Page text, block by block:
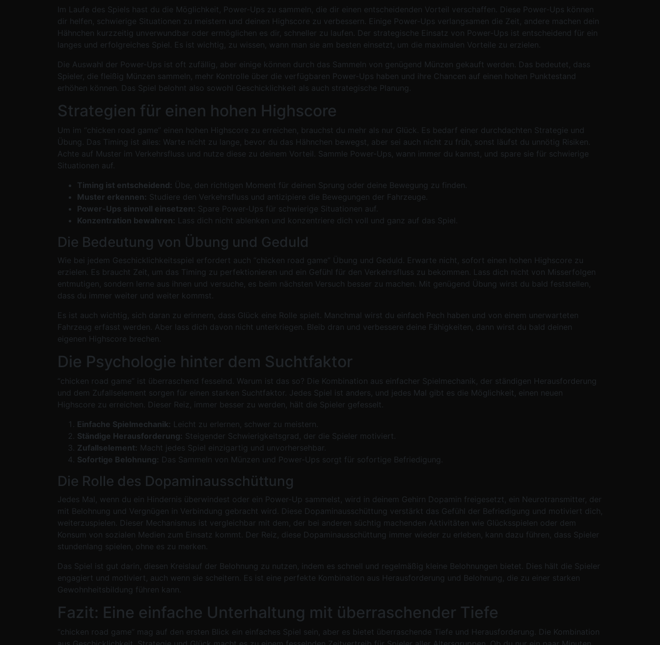
Im Laufe des Spiels hast du die Möglichkeit, Power-Ups zu sammeln, die dir einen entscheidenden Vorteil verschaffen. Diese Power-Ups können
dir helfen, schwierige Situationen zu meistern und deinen Highscore zu verbessern. Einige Power-Ups verlangsamen die Zeit, andere machen dein
Hähnchen kurzzeitig unverwundbar oder ermöglichen es dir, schneller zu laufen. Der strategische Einsatz von Power-Ups ist entscheidend für ein
langes und erfolgreiches Spiel. Es ist wichtig, zu wissen, wann man sie am besten einsetzt, um die maximalen Vorteile zu erzielen.
Die Auswahl der Power-Ups ist oft zufällig, aber einige können durch das Sammeln von genügend Münzen gekauft werden. Das bedeutet, dass
Spieler, die fleißig Münzen sammeln, mehr Kontrolle über die verfügbaren Power-Ups haben und ihre Chancen auf einen hohen Punktestand
erhöhen können. Das Spiel belohnt also sowohl Geschicklichkeit als auch strategische Planung.
Strategien für einen hohen Highscore
Um im “chicken road game” einen hohen Highscore zu erreichen, brauchst du mehr als nur Glück. Es bedarf einer durchdachten Strategie und
Übung. Das Timing ist alles: Warte nicht zu lange, bevor du das Hähnchen bewegst, aber sei auch nicht zu früh, sonst läufst du unnötig Risiken.
Achte auf Muster im Verkehrsfluss und nutze diese zu deinem Vorteil. Sammle Power-Ups, wann immer du kannst, und spare sie für schwierige
Situationen auf.
Timing ist entscheidend: Übe, den richtigen Moment für deinen Sprung oder deine Bewegung zu finden.
Muster erkennen: Studiere den Verkehrsfluss und antizipiere die Bewegungen der Fahrzeuge.
Power-Ups sinnvoll einsetzen: Spare Power-Ups für schwierige Situationen auf.
Konzentration bewahren: Lass dich nicht ablenken und konzentriere dich voll und ganz auf das Spiel.
Die Bedeutung von Übung und Geduld
Wie bei jedem Geschicklichkeitsspiel erfordert auch “chicken road game” Übung und Geduld. Erwarte nicht, sofort einen hohen Highscore zu
erzielen. Es braucht Zeit, um das Timing zu perfektionieren und ein Gefühl für den Verkehrsfluss zu bekommen. Lass dich nicht von Misserfolgen
entmutigen, sondern lerne aus ihnen und versuche, es beim nächsten Versuch besser zu machen. Mit genügend Übung wirst du bald feststellen,
dass du immer weiter und weiter kommst.
Es ist auch wichtig, sich daran zu erinnern, dass Glück eine Rolle spielt. Manchmal wirst du einfach Pech haben und von einem unerwarteten
Fahrzeug erfasst werden. Aber lass dich davon nicht unterkriegen. Bleib dran und verbessere deine Fähigkeiten, dann wirst du bald deinen
eigenen Highscore brechen.
Die Psychologie hinter dem Suchtfaktor
“chicken road game” ist überraschend fesselnd. Warum ist das so? Die Kombination aus einfacher Spielmechanik, der ständigen Herausforderung
und dem Zufallselement sorgen für einen starken Suchtfaktor. Jedes Spiel ist anders, und jedes Mal gibt es die Möglichkeit, einen neuen
Highscore zu erreichen. Dieser Reiz, immer besser zu werden, hält die Spieler gefesselt.
Einfache Spielmechanik: Leicht zu erlernen, schwer zu meistern.
Ständige Herausforderung: Steigender Schwierigkeitsgrad, der die Spieler motiviert.
Zufallselement: Macht jedes Spiel einzigartig und unvorhersehbar.
Sofortige Belohnung: Das Sammeln von Münzen und Power-Ups sorgt für sofortige Befriedigung.
Die Rolle des Dopaminausschüttung
Jedes Mal, wenn du ein Hindernis überwindest oder ein Power-Up sammelst, wird in deinem Gehirn Dopamin freigesetzt, ein Neurotransmitter, der
mit Belohnung und Vergnügen in Verbindung gebracht wird. Diese Dopaminausschüttung verstärkt das Gefühl der Befriedigung und motiviert dich,
weiterzuspielen. Dieser Mechanismus ist vergleichbar mit dem, der bei anderen süchtig machenden Aktivitäten wie Glücksspielen oder dem
Konsum von sozialen Medien zum Einsatz kommt. Der Reiz, diese Dopaminausschüttung immer wieder zu erleben, kann dazu führen, dass Spieler
stundenlang spielen, ohne es zu merken.
Das Spiel ist gut darin, diesen Kreislauf der Belohnung zu nutzen, indem es schnell und regelmäßig kleine Belohnungen bietet. Dies hält die Spieler
engagiert und motiviert, auch wenn sie scheitern. Es ist eine perfekte Kombination aus Herausforderung und Belohnung, die zu einer starken
Gewohnheitsbildung führen kann.
Fazit: Eine einfache Unterhaltung mit überraschender Tiefe
“chicken road game” mag auf den ersten Blick ein einfaches Spiel sein, aber es bietet überraschende Tiefe und Herausforderung. Die Kombination